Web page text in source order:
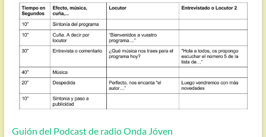
Guión del Podcast de radio Onda Jóven